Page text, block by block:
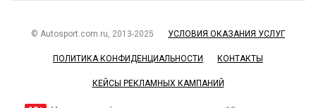
© Autosport.com.ru, 2013-2025 УСЛОВИЯ ОКАЗАНИЯ УСЛУГ
ПОЛИТИКА КОНФИДЕНЦИАЛЬНОСТИ КОНТАКТЫ
КЕЙСЫ РЕКЛАМНЫХ КАМПАНИЙ